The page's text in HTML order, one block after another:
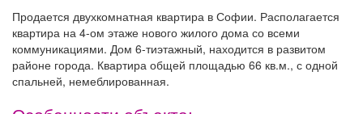
Продается двухкомнатная квартира в Софии. Располагается
квартира на 4-ом этаже нового жилого дома со всеми
коммуникациями. Дом 6-тиэтажный, находится в развитом
районе города. Квартира общей площадью 66 кв.м., с одной
спальней, немеблированная.